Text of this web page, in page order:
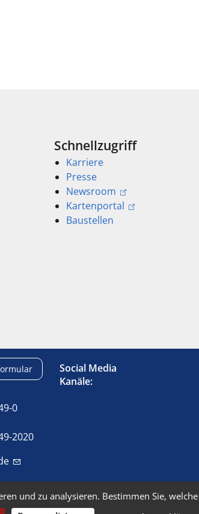
Schnellzugriff
Karriere
Presse
Newsroom
Kartenportal
Baustellen
0
2020
Social Media
Kanäle:
Kontakt Impressum
und zu analysieren. Bestimmen Sie,